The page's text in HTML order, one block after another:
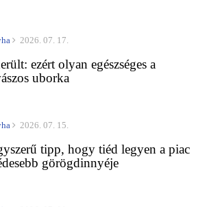
2026. 07. 17.
ezért olyan egészséges a
uborka
2026. 07. 15.
tipp, hogy tiéd legyen a piac
görögdinnyéje